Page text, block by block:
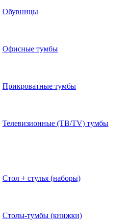
Обувницы
Офисные тумбы
Прикроватные тумбы
Телевизионные (ТВ/TV) тумбы
Стол + стулья (наборы)
Столы-тумбы (книжки)